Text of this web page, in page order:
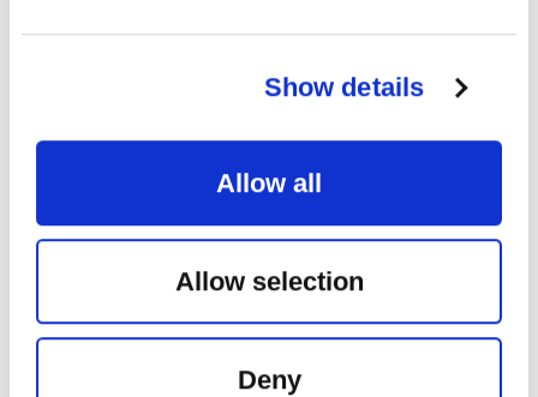
Show details
Allow all
Allow selection
Deny
22